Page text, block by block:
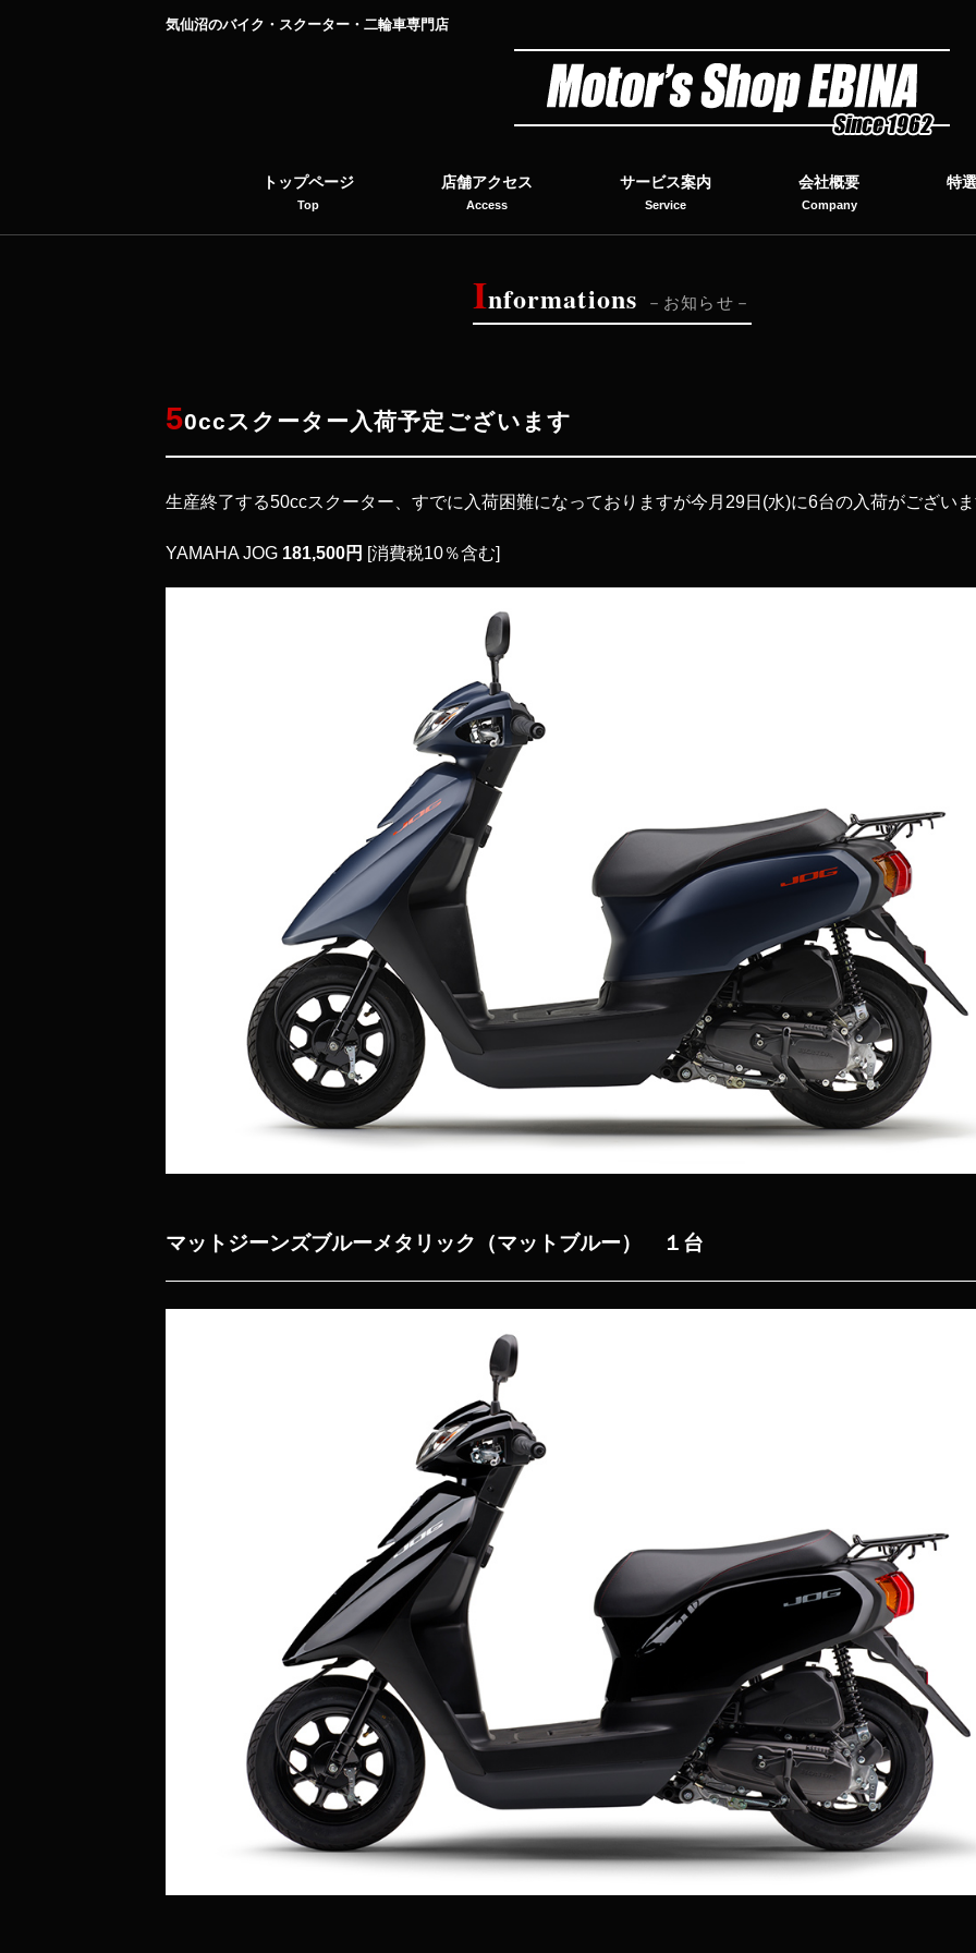
気仙沼のバイク・スクーター・二輪車専門店
トップページ
Top
店舗アクセス
Access
サービス案内
Service
会社概要
Company
特
Informations お知らせ
50ccスクーター入荷予定ございます
生産終了する50ccスクーター、すでに入荷困難になっておりますが今月29日(水)に6台の入荷がござい
YAMAHA JOG 181,500円 [消費税10％含む]
マットジーンズブルーメタリック （マットブルー） １台